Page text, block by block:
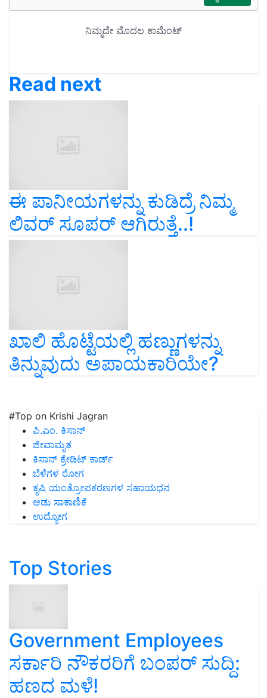
Read next
ಈ ಪಾನೀಯಗಳನ್ನು ಕುಡಿದ್ರೆ ನಿಮ್ಮ
ಲಿವರ್‌ ಸೂಪರ್‌ ಆಗಿರುತ್ತೆ..!
ಖಾಲಿ ಹೊಟ್ಟೆಯಲ್ಲಿ ಹಣ್ಣುಗಳನ್ನು
ತಿನ್ನುವುದು ಅಪಾಯಕಾರಿಯೇ?
#Top on Krishi Jagran
ಪಿ.ಎಂ. ಕಿಸಾನ್
ಜೀವಾಮೃತ
ಕಿಸಾನ್ ಕ್ರೇಡಿಟ್ ಕಾರ್ಡ್
ಬೆಳೆಗಳ ರೋಗ
ಕೃಷಿ ಯಂತ್ರೋಪಕರಣಗಳ ಸಹಾಯಧನ
ಆಡು ಸಾಕಾಣಿಕೆ
ಉದ್ಯೋಗ
Top Stories
Government Employees
ಸರ್ಕಾರಿ ನೌಕರರಿಗೆ ಬಂಪರ್‌ ಸುದ್ದಿ:
ಹಣದ ಮಳೆ!